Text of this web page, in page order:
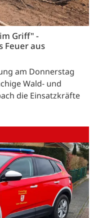
Griff" -
Feuer aus
am Donnerstag
Wald- und
die Einsatzkräfte